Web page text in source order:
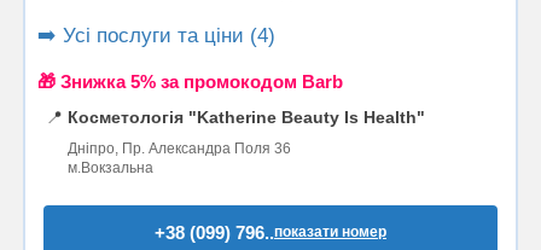
➡️ Усі послуги та ціни (4)
🎁 Знижка 5% за промокодом Barb
📍 Косметологія "Katherine Beauty Is Health"
Дніпро, Пр. Александра Поля 36
м.Вокзальна
+38 (099) 796..показати номер